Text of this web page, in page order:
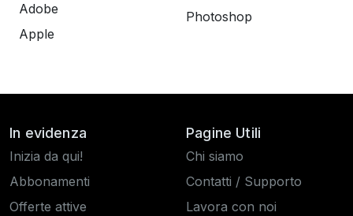
Adobe
Apple
Photoshop
In evidenza
Inizia da qui!
Abbonamenti
Offerte attive
Pagine Utili
Chi siamo
Contatti / Supporto
Lavora con noi